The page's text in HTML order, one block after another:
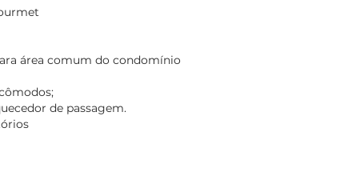
área comum do condomínio
de passagem.